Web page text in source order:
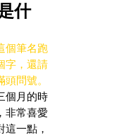
什
個筆名跑
字，還請
問號。
個月的時
非常喜愛
一點，